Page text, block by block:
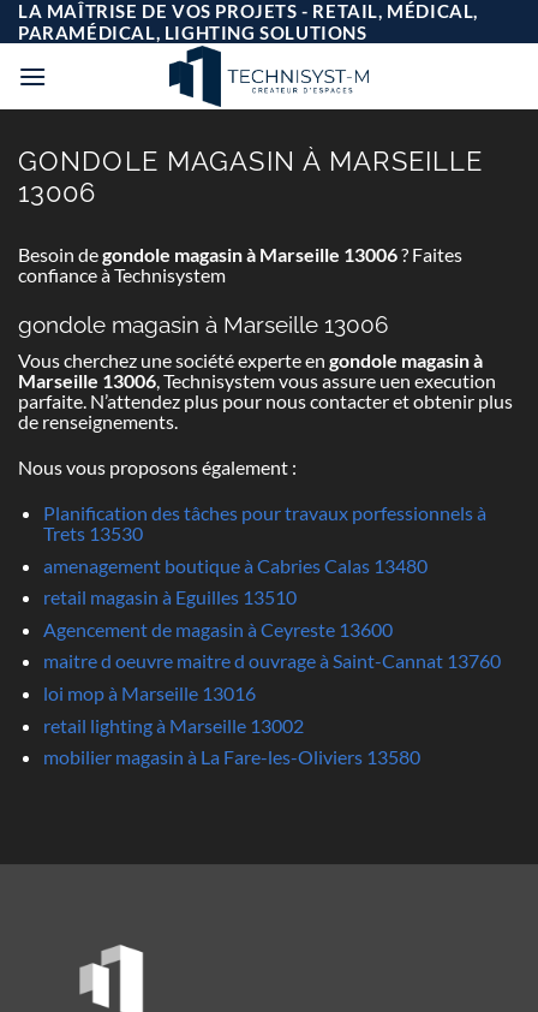
Passer
au
contenu
LA MAÎTRISE DE VOS PROJETS - RETAIL, MÉDICAL,
PARAMÉDICAL, LIGHTING SOLUTIONS
GONDOLE MAGASIN À MARSEILLE
13006
Besoin degondole magasin à Marseille 13006? Faites
confiance à Technisystem
gondole magasin à Marseille 13006
Vous cherchez une société experte en gondole magasin à
Marseille 13006, Technisystem vous assure uen execution
parfaite. N’attendez plus pour nous contacter et obtenir plus
de renseignements.
Nous vous proposons également :
Planification des tâches pour travaux porfessionnels à
Trets 13530
amenagement boutique à Cabries Calas 13480
retail magasin à Eguilles 13510
Agencement de magasin à Ceyreste 13600
maitre d oeuvre maitre d ouvrage à Saint-Cannat 13760
loi mop à Marseille 13016
retail lighting à Marseille 13002
mobilier magasin à La Fare-les-Oliviers 13580